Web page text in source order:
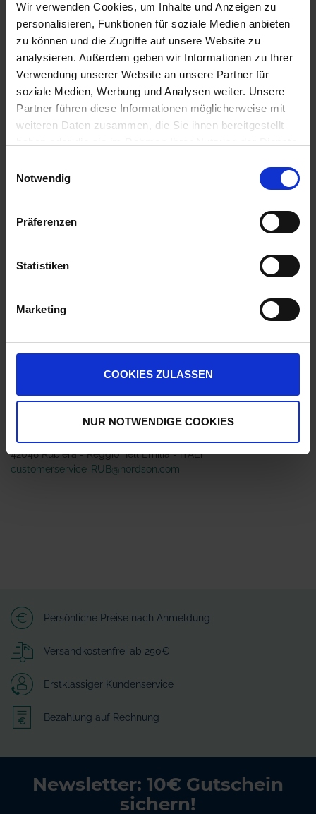
Wir verwenden Cookies, um Inhalte und Anzeigen zu
personalisieren, Funktionen für soziale Medien anbieten
zu können und die Zugriffe auf unsere Website zu
analysieren. Außerdem geben wir Informationen zu Ihrer
Verwendung unserer Website an unsere Partner für
soziale Medien, Werbung und Analysen weiter. Unsere
Partner führen diese Informationen möglicherweise mit
weiteren Daten zusammen, die Sie ihnen bereitgestellt
Notwendig
Präferenzen
Statistiken
Marketing
COOKIES ZULASSEN
NUR NOTWENDIGE COOKIES
WARENKORB
WARENKORB
Anmelden für Ihren persönlichen Preis
18,02 € / St
18,02 €pro 1 Stück
Lieferung voraussichtlich ab Mittwoch, 12. August 2026
Menge
QTY_CONTROL_DECREASE
ZUR VERGLEICHSLISTE HINZUFÜGEN
Arag S.r.l. con socio unico
Via A.Palladio 5/A
42048 Rubiera - Reggio nell Emilia - ITALY
customerservice-RUB@nordson.com
Persönliche Preise nach Anmeldung
Versandkostenfrei ab 250€
Erstklassiger Kundenservice
Bezahlung auf Rechnung
Newsletter: 10€ Gutschein
sichern!